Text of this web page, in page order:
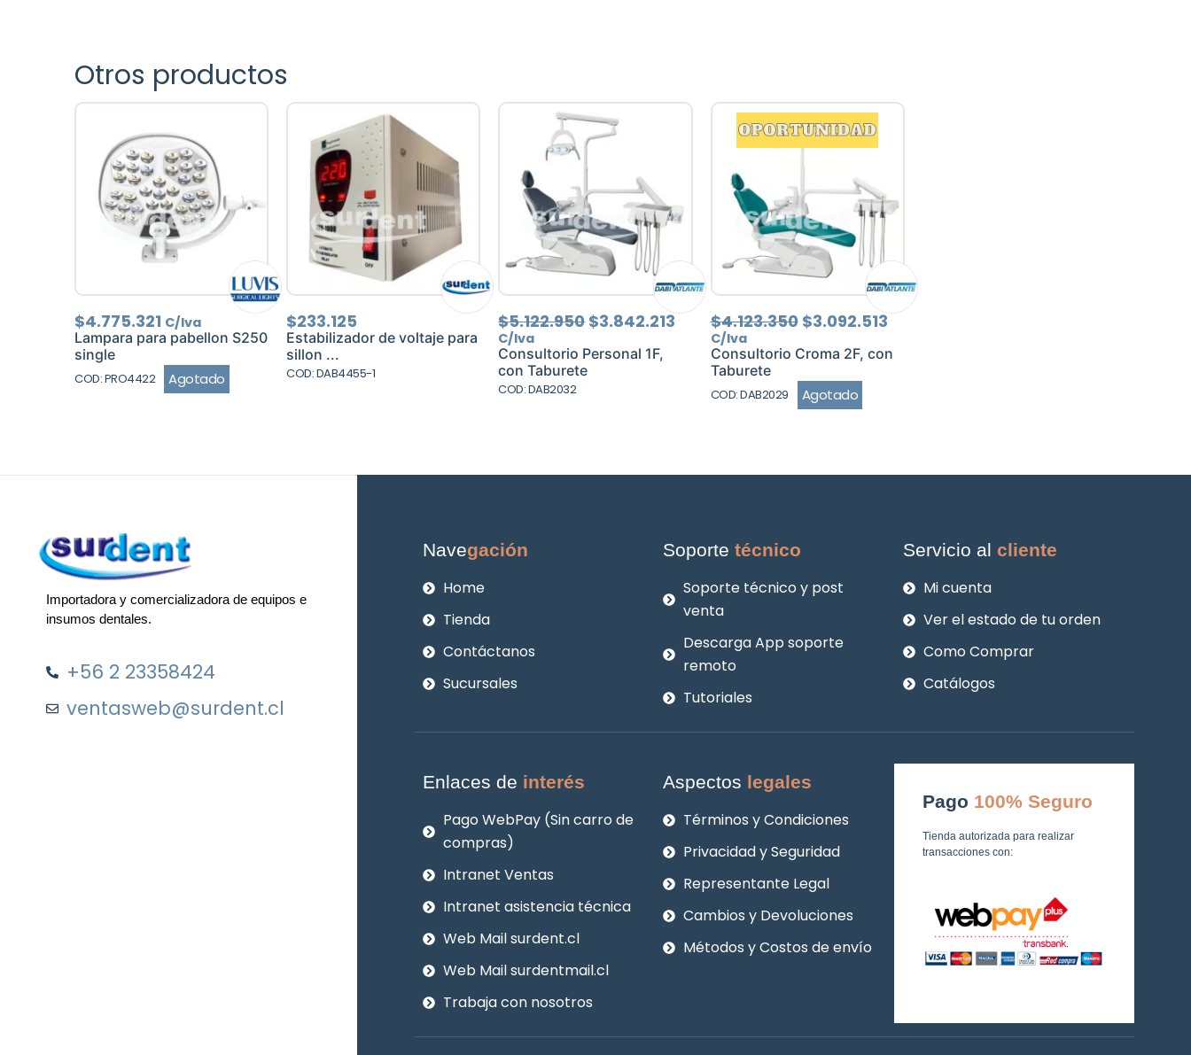
Otros productos
$4.775.321 C/Iva
Lampara para pabellon S250
single
COD: PRO4422 Agotado
$233.125
Estabilizador de voltaje para
sillon ...
COD: DAB4455-1
$5.122.950El
precio
original
$3.842.213 El
precio
actual
$3.842.213.
C/Iva
Consultorio Personal 1F,
con Taburete
COD: DAB2032
$4.123.350 El
precio
original
$4.123.350.
$3.092.513El
actual
C/Iva
Consultorio Croma 2F, con
Taburete
COD: DAB2029 Agotado
Importadora y comercializadora de equipos e
insumos dentales.
+56 2 23358424
ventasweb@surdent.cl
Navegación
Home
Tienda
Contáctanos
Sucursales
Soportetécnico
Soporte técnico y post
venta
Descarga App soporte
remoto
Tutoriales
Servicio alcliente
Mi cuenta
Ver el estado de tu orden
Como Comprar
Catálogos
Enlaces de interés
Pago WebPay (Sin carro de
compras)
Intranet Ventas
Intranet asistencia técnica
Web Mail surdent.cl
Web Mail surdentmail.cl
Trabaja con nosotros
Aspectos legales
Términos y Condiciones
Privacidad y Seguridad
Representante Legal
Cambios y Devoluciones
Métodos y Costos de envío
Pago 100% Seguro
Tienda autorizada para realizar
transacciones con: